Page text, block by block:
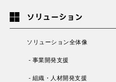
ソリューション
ソリューション全体像
- 事業開発支援
- 組織・人材開発支援